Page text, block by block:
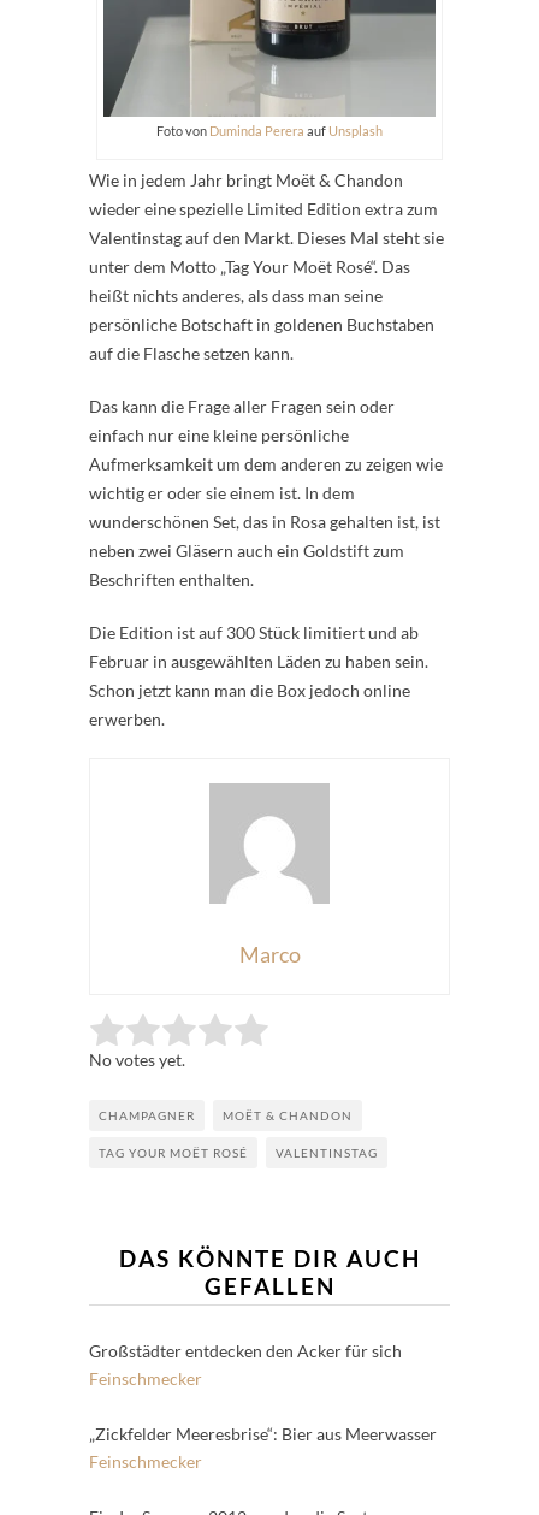
Foto von Duminda Perera auf Unsplash
Wie in jedem Jahr bringt Moët & Chandon
wieder eine spezielle Limited Edition extra zum
Valentinstag auf den Markt. Dieses Mal steht sie
unter dem Motto „Tag Your Moët Rosé“. Das
heißt nichts anderes, als dass man seine
persönliche Botschaft in goldenen Buchstaben
auf die Flasche setzen kann.
Das kann die Frage aller Fragen sein oder
einfach nur eine kleine persönliche
Aufmerksamkeit um dem anderen zu zeigen wie
wichtig er oder sie einem ist. In dem
wunderschönen Set, das in Rosa gehalten ist, ist
neben zwei Gläsern auch ein Goldstift zum
Beschriften enthalten.
Die Edition ist auf 300 Stück limitiert und ab
Februar in ausgewählten Läden zu haben sein.
Schon jetzt kann man die Box jedoch online
erwerben.
Marco
Rate this item: Submit Rating
No votes yet.
CHAMPAGNER MOËT & CHANDON
TAG YOUR MOËT ROSÉ VALENTINSTAG
DAS KÖNNTE DIR AUCH
GEFALLEN
Großstädter entdecken den Acker für sich
Feinschmecker
„Zickfelder Meeresbrise“: Bier aus Meerwasser
Feinschmecker